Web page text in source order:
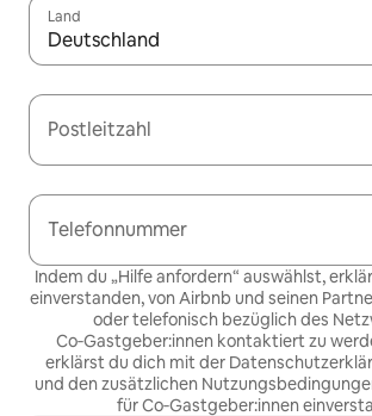
Land
Deutschland
Postleitzahl
Telefonnummer
Indem du „Hilfe anfordern“ auswählst,
einverstanden, von Airbnb und seinen
oder telefonisch bezüglich des
Co‑Gastgeber:innen kontaktiert zu
erklärst du dich mit der
und denzusätzlichen
für Co‑Gastgeber:innen